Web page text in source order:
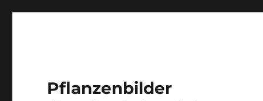
Pflanzenbilder